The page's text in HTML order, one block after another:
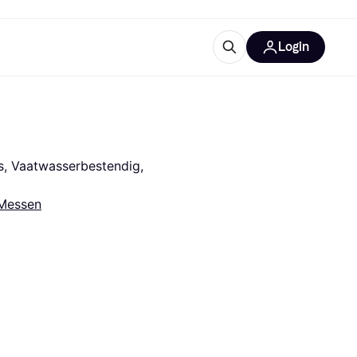
Login
Vaatwasserbestendig,